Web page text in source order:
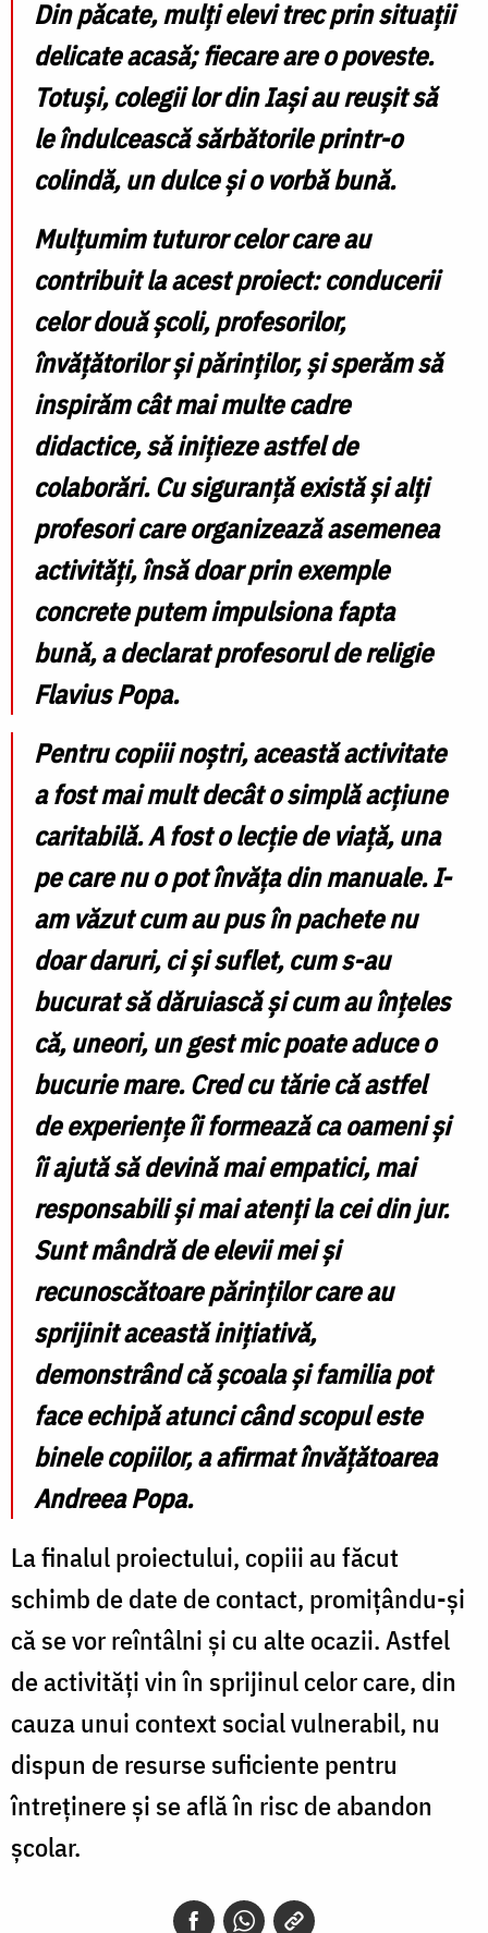
Din păcate, mulți elevi trec prin situații
delicate acasă; fiecare are o poveste.
Totuși, colegii lor din Iași au reușit să
le îndulcească sărbătorile printr-o
colindă, un dulce și o vorbă bună.
Mulțumim tuturor celor care au
contribuit la acest proiect: conducerii
celor două școli, profesorilor,
învățătorilor și părinților, și sperăm să
inspirăm cât mai multe cadre
didactice, să inițieze astfel de
colaborări. Cu siguranță există și alți
profesori care organizează asemenea
activități, însă doar prin exemple
concrete putem impulsiona fapta
bună,a declarat profesorul de religie
Flavius Popa.
Pentru copiii noștri, această activitate
a fost mai mult decât o simplă acțiune
caritabilă. A fost o lecție de viață, una
pe care nu o pot învăța din manuale. I-
am văzut cum au pus în pachete nu
doar daruri, ci și suflet, cum s-au
bucurat să dăruiască și cum au înțeles
că, uneori, un gest mic poate aduce o
bucurie mare. Cred cu tărie că astfel
de experiențe îi formează ca oameni și
îi ajută să devină mai empatici, mai
responsabili și mai atenți la cei din jur.
Sunt mândră de elevii mei și
recunoscătoare părinților care au
sprijinit această inițiativă,
demonstrând că școala și familia pot
face echipă atunci când scopul este
binele copiilor, a afirmat învățătoarea
Andreea Popa.
La finalul proiectului, copiii au făcut
schimb de date de contact, promițându-și
că se vor reîntâlni și cu alte ocazii. Astfel
de activități vin în sprijinul celor care, din
cauza unui context social vulnerabil, nu
dispun de resurse suficiente pentru
întreținere și se află în risc de abandon
școlar.